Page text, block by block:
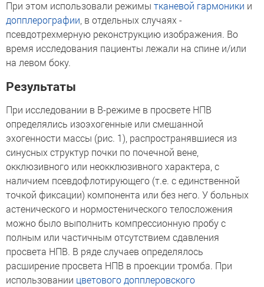
При этом использовали режимы тканевой гармоники и
допплерографии , в отдельных случаях -
псевдотрехмерную реконструкцию изображения. Во
время исследования пациенты лежали на спине и/или
на левом боку.
Результаты
При исследовании в В-режиме в просвете НПВ
определялись изоэхогенные или смешанной
эхогенности массы (рис. 1), распространявшиеся из
синусных структур почки по почечной вене,
окклюзивного или неокклюзивного характера, с
наличием псевдофлотирующего (т.е. с единственной
точкой фиксации) компонента или без него. У больных
астенического и нормостенического телосложения
можно было выполнить компрессионную пробу с
полным или частичным отсутствием сдавления
просвета НПВ. В ряде случаев определялось
расширение просвета НПВ в проекции тромба. При
использовании цветового допплеровского